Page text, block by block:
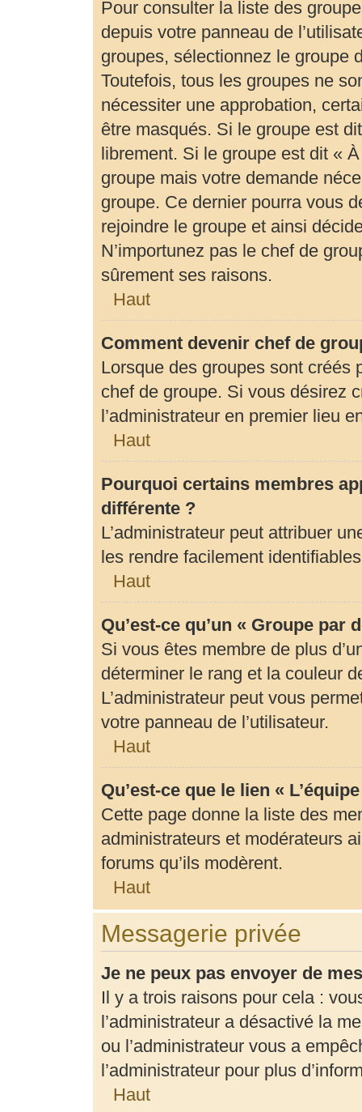
Pour consulter la liste des
depuis votre panneau de
groupes, sélectionnez le groupe
Toutefois, tous les groupes ne
nécessiter une approbation,
être masqués. Si le groupe est
librement. Si le groupe est dit «
groupe mais votre demande
groupe. Ce dernier pourra vous
rejoindre le groupe et ainsi
N’importunez pas le chef de
sûrement ses raisons.
Haut
Comment devenir chef de
Lorsque des groupes sont créés
chef de groupe. Si vous désirez
l’administrateur en premier lieu
Haut
Pourquoi certains membres
différente ?
L’administrateur peut attribuer
les rendre facilement
Haut
Qu’est-ce qu’un « Groupe par
Si vous êtes membre de plus
déterminer le rang et la couleur
L’administrateur peut vous
votre panneau de l’utilisateur.
Haut
Qu’est-ce que le lien «
Cette page donne la liste des
administrateurs et modérateurs
forums qu’ils modèrent.
Haut
Messagerie privée
Je ne peux pas envoyer de
Il y a trois raisons pour cela :
l’administrateur a désactivé la
ou l’administrateur vous a
l’administrateur pour plus
Haut